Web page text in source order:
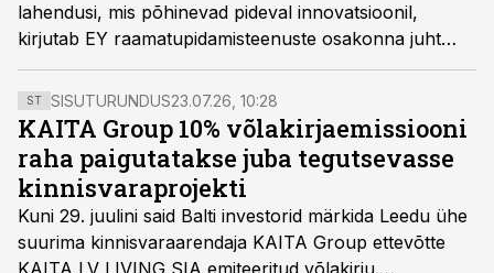
lahendusi, mis põhinevad pideval innovatsioonil,
kirjutab EY raamatupidamisteenuste osakonna juht
Marin Stroo.
ST SISUTURUNDUS23.07.26, 10:28
KAITA Group 10% võlakirjaemissiooni
raha paigutatakse juba tegutsevasse
kinnisvaraprojekti
Kuni 29. juulini said Balti investorid märkida Leedu ühe
suurima kinnisvaraarendaja KAITA Group ettevõtte
KAITA LV LIVING SIA emiteeritud võlakirju.